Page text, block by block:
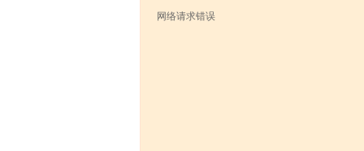
网络请求错误